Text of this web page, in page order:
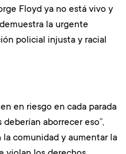
Floyd ya no está vivo y
la urgente
policial injusta y racial
en riesgo en cada parada
aborrecer eso”,
la comunidad y aumentar la